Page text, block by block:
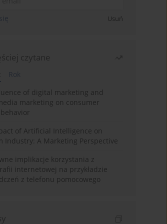
Usuń
czytane
Rok
of digital marketing and
marketing on consumer
of Artificial Intelligence on
Industry: A Marketing Perspective
implikacje korzystania z
internetowej na przykładzie
z telefonu pomocowego